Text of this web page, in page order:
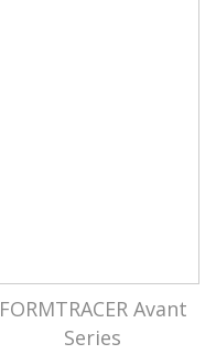
FORMTRACER Avant
Series